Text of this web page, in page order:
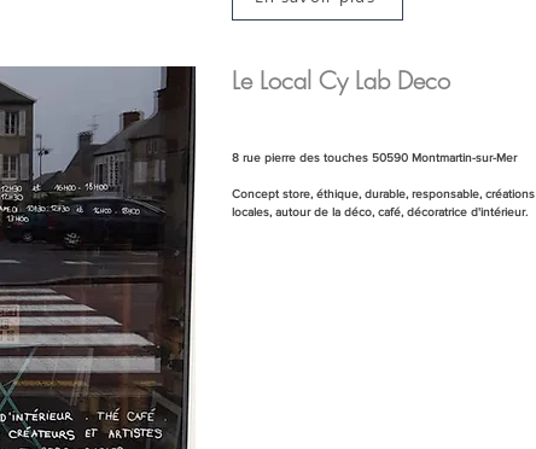
Le Local Cy Lab Deco
8 rue pierre des touches 50590 Montmartin-sur-Mer
Concept store, éthique, durable, responsable, créations
locales, autour de la déco, café, décoratrice d'intérieur.